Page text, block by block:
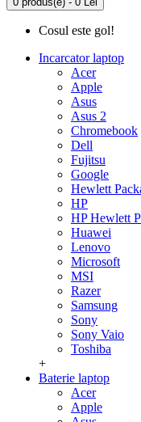
Cosul este gol!
Incarcator laptop
Acer
Apple
Asus
Asus 2
Chromebook
Dell
Fujitsu
Google
Hewlett
HP
HP Hewlett
Huawei
Lenovo
Microsoft
MSI
Razer
Samsung
Sony
Sony Vaio
Toshiba
+
Baterie laptop
Acer
Apple